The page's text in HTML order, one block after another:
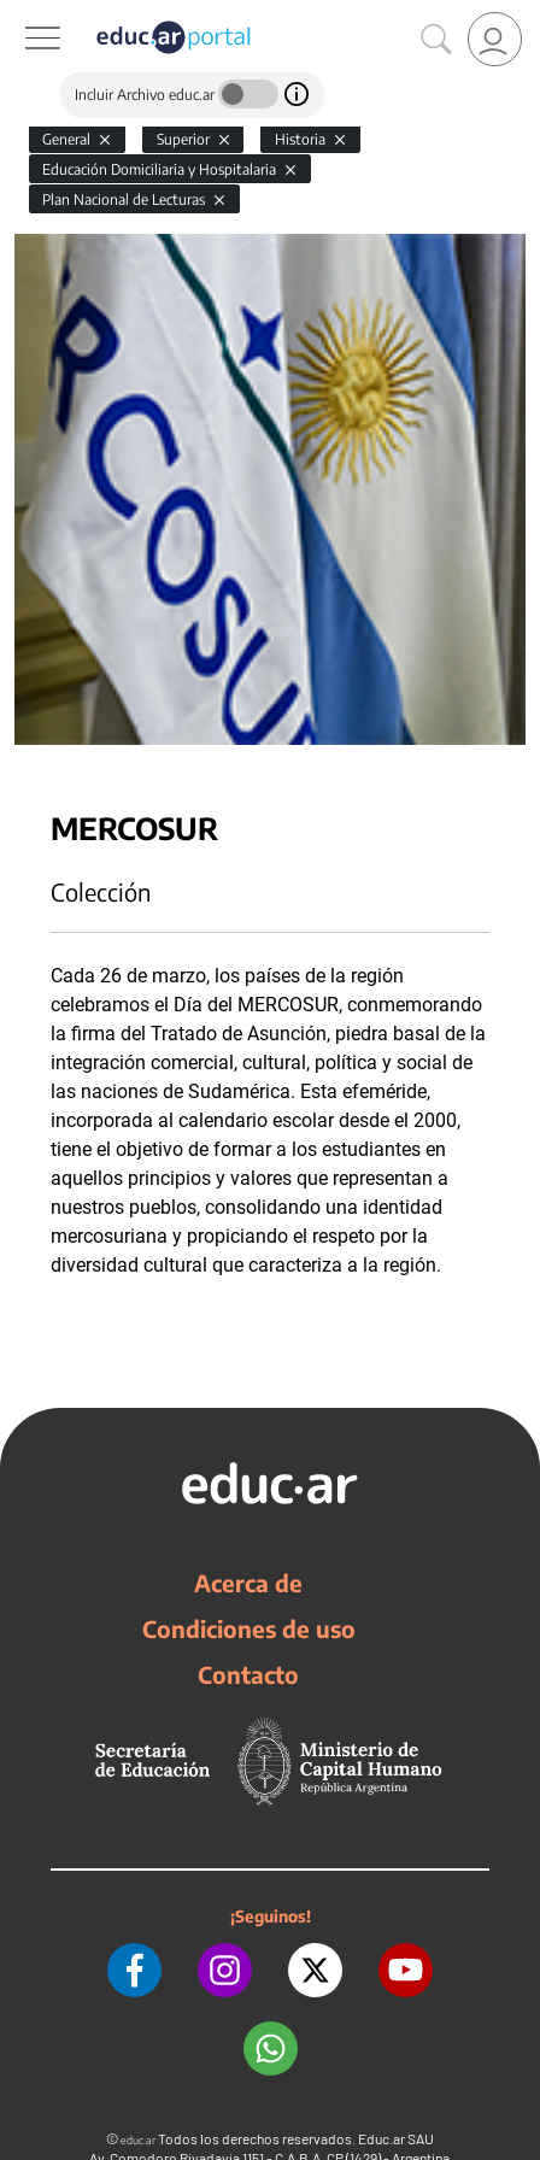
Incluir Archivo educ.ar
General Superior
Historia
Educación Domiciliaria y Hospitalaria
Plan Nacional de Lecturas
MERCOSUR
Colección
Cada 26 de marzo, los países de la región
celebramos el Día del MERCOSUR, conmemorando
la firma del Tratado de Asunción, piedra basal de la
integración comercial, cultural, política y social de
las naciones de Sudamérica. Esta efeméride,
incorporada al calendario escolar desde el 2000,
tiene el objetivo de formar a los estudiantes en
aquellos principios y valores que representan a
nuestros pueblos, consolidando una identidad
mercosuriana y propiciando el respeto por la
diversidad cultural que caracteriza a la región.
Acerca de
Condiciones de uso
Contacto
¡Seguinos!
©educ.arTodos los derechos reservados. Educ.ar SAU